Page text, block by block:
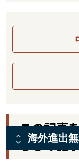
この記事
ちらの記
海外進出